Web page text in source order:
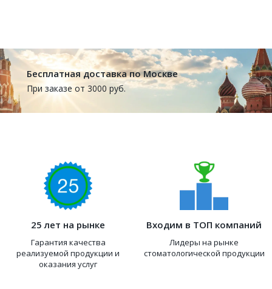
Бесплатная доставка по Москве
При заказе от 3000 руб.
25 лет на рынке
Гарантия качества
реализуемой продукции и
оказания услуг
Входим в ТОП компаний
Лидеры на рынке
стоматологической продукции